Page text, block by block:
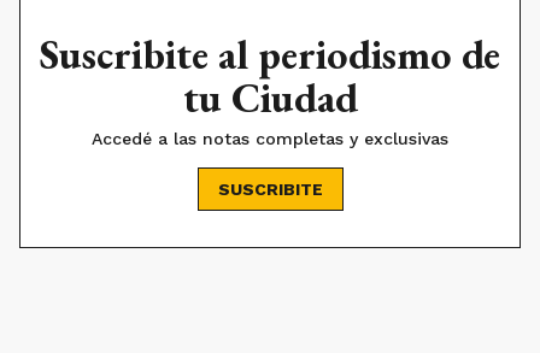
Suscribite al periodismo de
tu Ciudad
Accedé a las notas completas y exclusivas
SUSCRIBITE